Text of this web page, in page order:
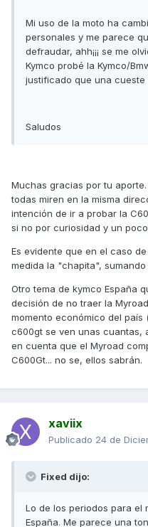
Mi uso de la moto ha
personales y me parece
defraudar, ahh¡¡¡ se me
Kymco probé la Kymco/
justificado que una
Saludos
Muchas gracias por tu
todas miren en la misma
intención de ir a probar la
si no por curiosidad y un
Es evidente que en el caso
medida la "chapita",
Otro tema de kymco España
decisión de no traer la
momento económico del
c600gt se ven unas cuantas,
en cuenta que el Myroad
C600Gt... no se, ellos sabrán.
xaviix
Publicado 24 de
Fixed dijo:
Lo de los periodos para el
España. Me parece una